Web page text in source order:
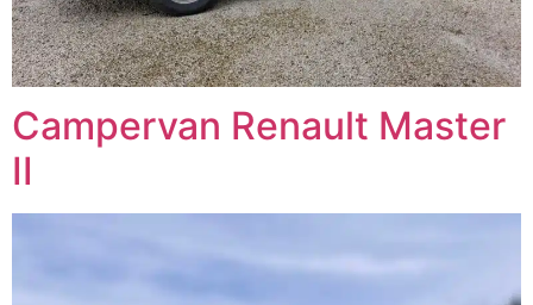
Campervan Renault Master
II